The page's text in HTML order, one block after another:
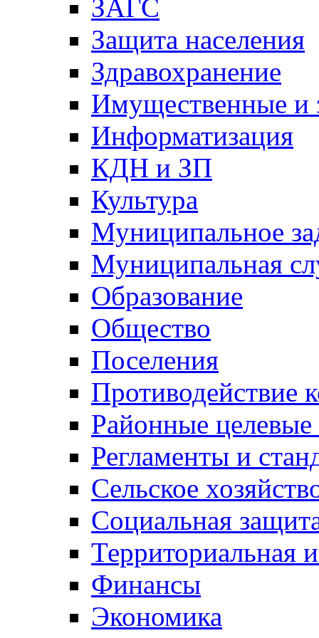
ЗАГС
Защита населения
Здравохранение
Имущественные и
Информатизация
КДН и ЗП
Культура
Муниципальное
Муниципальная
Образование
Общество
Поселения
Противодействие
Районные
Регламенты и
Сельское
Социальная
Территориальная
Финансы
Экономика